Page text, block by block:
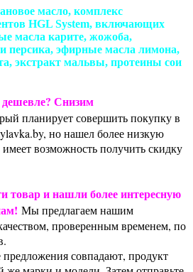
масло, комплекс
HGL System, включающих
масла карите, жожоба,
персика, эфирные масла лимона,
экстракт мальвы, протеины сои
Снизим
планирует совершить покупку в
но нашел более низкую
возможность получить скидку
товар и нашли более интересную
Мы предлагаем нашим
проверенным временем, по
предложения совпадают, продукт